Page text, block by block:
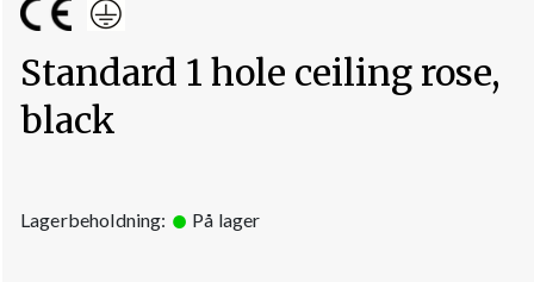
Standard 1 hole ceiling rose,
black
Lagerbeholdning: På lager